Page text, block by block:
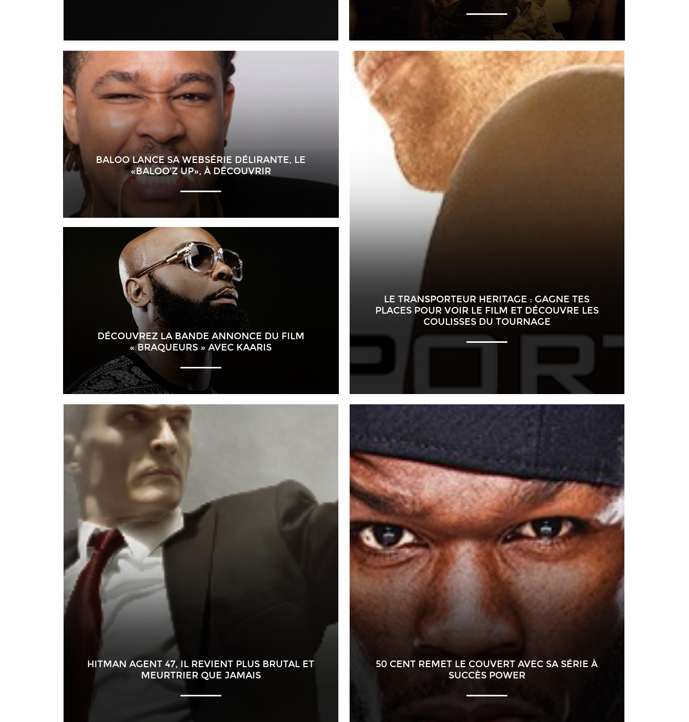
BALOO LANCE SA WEBSÉRIE DÉLIRANTE, LE
«BALOO’Z UP», À DÉCOUVRIR
DÉCOUVREZ LA BANDE ANNONCE DU FILM
« BRAQUEURS » AVEC KAARIS
LE TRANSPORTEUR HERITAGE : GAGNE TES
PLACES POUR VOIR LE FILM ET DÉCOUVRE LES
COULISSES DU TOURNAGE
HITMAN AGENT 47, IL REVIENT PLUS BRUTAL ET
MEURTRIER QUE JAMAIS
50 CENT REMET LE COUVERT AVEC SA SÉRIE À
SUCCÈS POWER